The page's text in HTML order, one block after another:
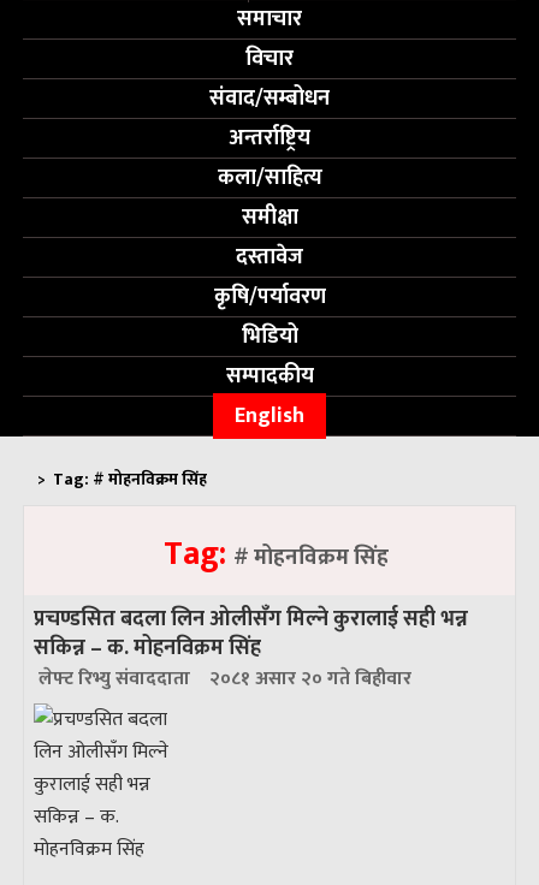
समाचार
विचार
संवाद/सम्बोधन
अन्तर्राष्ट्रिय
कला/साहित्य
समीक्षा
दस्तावेज
कृषि/पर्यावरण
भिडियो
सम्पादकीय
English
> Tag: # मोहनविक्रम सिंह
Tag: # मोहनविक्रम सिंह
प्रचण्डसित बदला लिन ओलीसँग मिल्ने कुरालाई सही भन्न
सकिन्न – क. मोहनविक्रम सिंह
लेफ्ट रिभ्यु संवाददाता २०८१ असार २० गते बिहीवार